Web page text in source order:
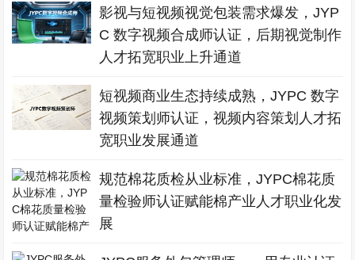
影视与短视频视觉包装需求爆发，JYP
C 数字视频合成师认证，后期视觉制作
人才拓宽职业上升通道
短视频商业生态持续成熟，JYPC 数字
视频策划师认证，视频内容策划人才拓
宽职业发展通道
规范棉花质检从业标准，JYPC棉花质
量检验师认证赋能棉产业人才职业化发
展